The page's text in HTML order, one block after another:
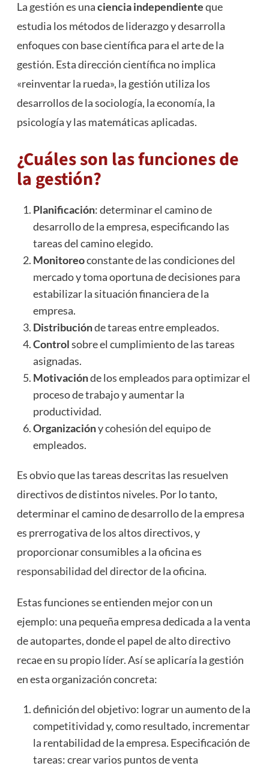
La gestión es unaciencia independienteque
estudia los métodos de liderazgo y desarrolla
enfoques con base científica para el arte de la
gestión. Esta dirección científica no implica
«reinventar la rueda», la gestión utiliza los
desarrollos de la sociología, la economía, la
psicología y las matemáticas aplicadas.
¿Cuáles son las funciones de
la gestión?
Planificación: determinar el camino de
desarrollo de la empresa, especificando las
tareas del camino elegido.
Monitoreoconstante de las condiciones del
mercado y toma oportuna de decisiones para
estabilizar la situación financiera de la
empresa.
Distribuciónde tareas entre empleados.
Controlsobre el cumplimiento de las tareas
asignadas.
Motivaciónde los empleados para optimizar el
proceso de trabajo y aumentar la
productividad.
Organizacióny cohesión del equipo de
empleados.
Es obvio que las tareas descritas las resuelven
directivos de distintos niveles. Por lo tanto,
determinar el camino de desarrollo de la empresa
es prerrogativa de los altos directivos, y
proporcionar consumibles a la oficina es
responsabilidaddel director de la oficina.
Estas funciones se entienden mejor con un
ejemplo: una pequeña empresa dedicada a la venta
de autopartes, donde el papel de alto directivo
recae en su propio líder. Así se aplicaría la gestión
en esta organización concreta:
definición del objetivo: lograr un aumento de la
competitividad y, como resultado, incrementar
la rentabilidad de la empresa. Especificación de
tareas: crear varios puntos de venta